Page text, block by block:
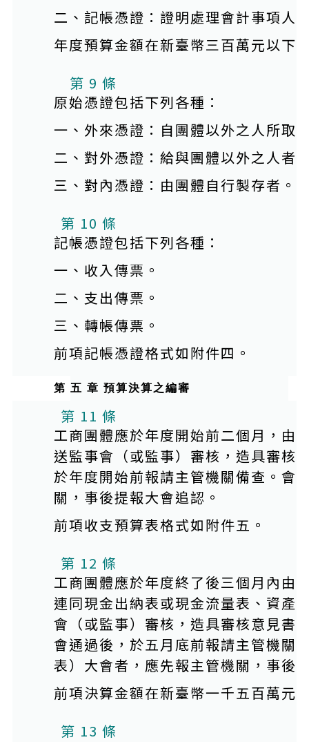
二、記帳憑證：證明處理會計事項人
年度預算金額在新臺幣三百萬元以下
第 9 條
原始憑證包括下列各種：
一、外來憑證：自團體以外之人所取
二、對外憑證：給與團體以外之人者
三、對內憑證：由團體自行製存者。
本條文有附件
第 10 條
記帳憑證包括下列各種：
一、收入傳票。
二、支出傳票。
三、轉帳傳票。
前項記帳憑證格式如附件四。
第 五 章 預算決算之編審
本條文有附件
第 11 條
工商團體應於年度開始前二個月，由
送監事會（或監事）審核，造具審核
於年度開始前報請主管機關備查。會
關，事後提報大會追認。
前項收支預算表格式如附件五。
第 12 條
工商團體應於年度終了後三個月內由
連同現金出納表或現金流量表、資產
會（或監事）審核，造具審核意見書
會通過後，於五月底前報請主管機關
表）大會者，應先報主管機關，事後
前項決算金額在新臺幣一千五百萬元
第 13 條